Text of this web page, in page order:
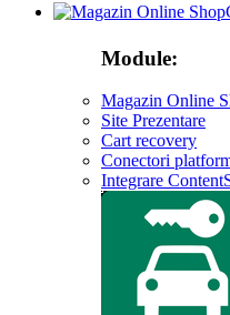
Module:
Magazin Online
Site Prezentare
Cart recovery
Conectori
Integrare